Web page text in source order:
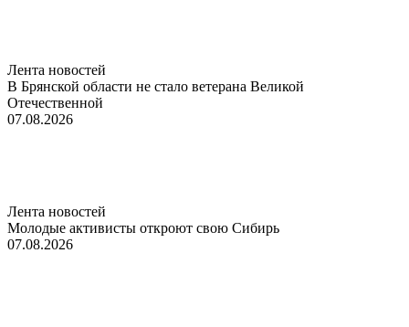
Лента новостей
В Брянской области не стало ветерана Великой
Отечественной
07.08.2026
Лента новостей
Молодые активисты откроют свою Сибирь
07.08.2026